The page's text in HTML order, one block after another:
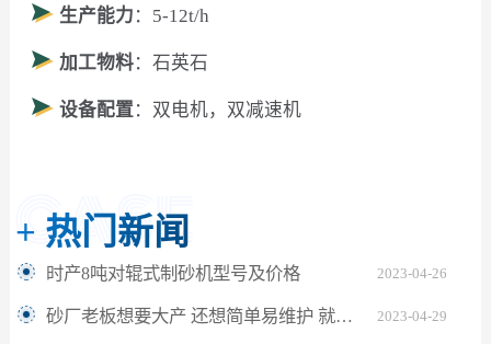
生产能力 ：5-12t/h
加工物料：石英石
设备配置：双电机，双减速机
+ 热门新闻
2023-04-26
时产8吨对辊式制砂机型号及价格
2023-04-29
砂厂老板想要大产 还想简单易维护 就用对辊制砂机